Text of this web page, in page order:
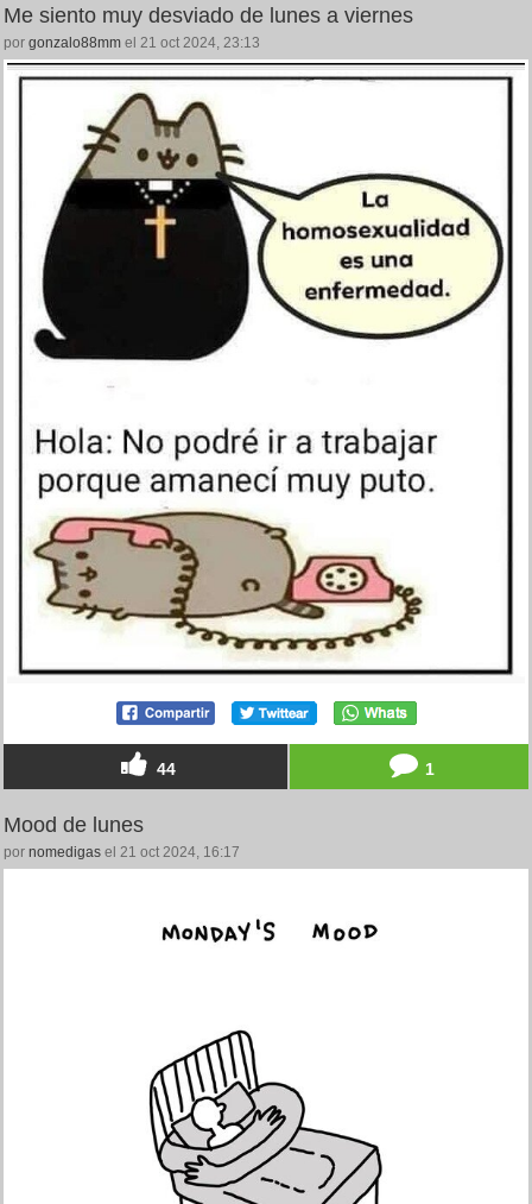
Me siento muy desviado de lunes a viernes
por gonzalo88mm el 21 oct 2024, 23:13
44 1
Mood de lunes
por nomedigas el 21 oct 2024, 16:17